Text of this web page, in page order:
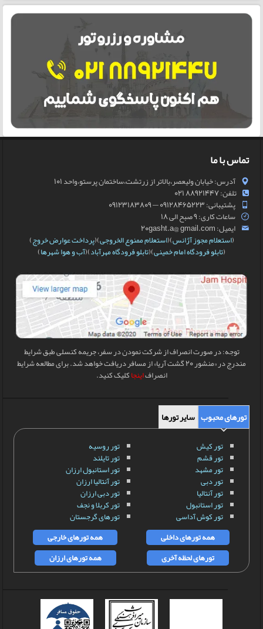
تماس با ما
آدرس: خیابان ولیعصر،بالاتر از زرتشت،ساختمان پرستو،واحد 101
تلفن: 88921447 021
پشتیبانی: 09128465223 — 09123183809
ساعات کاری: 9 صبح الی 18
ایمیل: 20gasht.a@ gmail.com
(استعلام مجوز آژانس)(استعلام ممنوع الخروجی)(پرداخت عوارض خروج)
(تابلو فرودگاه امام خمینی)(تابلو فرودگاه مهرآباد)(آب و هوا شهرها)
توجه: در صورت انصراف از شرکت نمودن در سفر، جریمه کنسلی طبق شرایط
مندرج در «منشور 20 گشت آریا» از مسافر دریافت خواهد شد. برای مطالعه شرایط
انصرافاینجاکلیک کنید.
تورهای محبوب سایر تورها
تور کیش
تور قشم
تور مشهد
تور دبی
تور آنتالیا
تور استانبول
تور کوش آداسی
تور روسیه
تور تایلند
تور استانبول ارزان
تور آنتالیا ارزان
تور دبی ارزان
تور کربلا و نجف
تورهای گرجستان
همه تورهای داخلی
همه تورهای خارجی
تورهای لحظه آخری
همه تورهای ارزان